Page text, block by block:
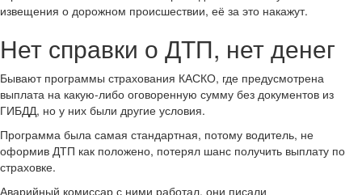
извещения о дорожном происшествии, её за это накажут.
Нет справки о ДТП, нет денег
Бывают программы страхования КАСКО, где предусмотрена
выплата на какую-либо оговоренную сумму без документов из
ГИБДД, но у них были другие условия.
Программа была самая стандартная, потому водитель, не
оформив ДТП как положено, потерял шанс получить выплату по
страховке.
Аварийный комиссар с ними работал, они писали